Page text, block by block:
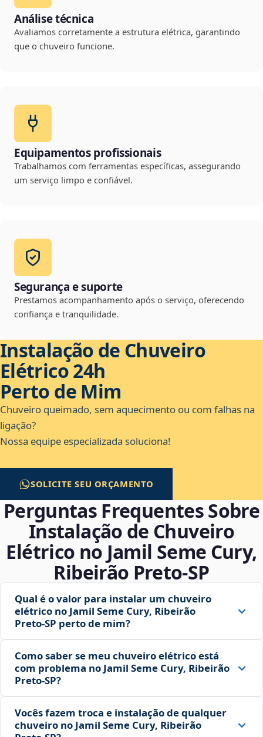
Análise técnica
Avaliamos corretamente a estrutura elétrica, garantindo
que o chuveiro funcione.
Equipamentos profissionais
Trabalhamos com ferramentas específicas, assegurando
um serviço limpo e confiável.
Segurança e suporte
Prestamos acompanhamento após o serviço, oferecendo
confiança e tranquilidade.
Instalação de Chuveiro
Elétrico 24h
Perto de Mim
Chuveiro queimado, sem aquecimento ou com falhas na
ligação?
Nossa equipe especializada soluciona!
SOLICITE SEU ORÇAMENTO
Perguntas Frequentes Sobre
Instalação de Chuveiro
Elétrico no Jamil Seme Cury,
Ribeirão Preto‑SP
Qual é o valor para instalar um chuveiro
elétrico no Jamil Seme Cury, Ribeirão
Preto‑SP perto de mim?
Como saber se meu chuveiro elétrico está
com problema no Jamil Seme Cury, Ribeirão
Preto‑SP?
Vocês fazem troca e instalação de qualquer
chuveiro no Jamil Seme Cury, Ribeirão